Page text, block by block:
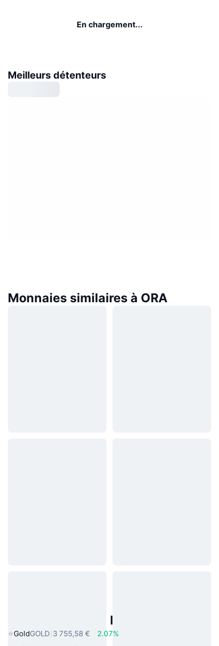
En chargement...
Meilleurs détenteurs
Monnaies similaires à ORA
Actifs du Monde Réel Populaires
GoldGOLD 3 755,58 €
2.07%